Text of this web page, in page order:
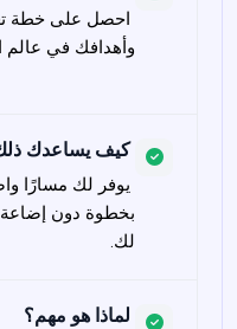
احصل على خطة
كيف يساعدك
يوفر لك مسارًا
بخطوة دون
لك.
لماذا هو مهم؟